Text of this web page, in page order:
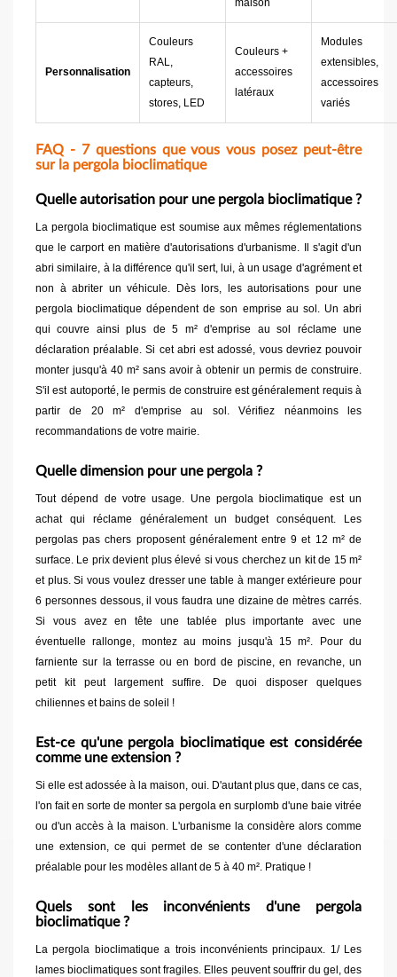
maison
Personnalisation
Couleurs
RAL,
capteurs,
stores, LED
Couleurs +
accessoires
latéraux
Modules
extensibles,
accessoires
variés
FAQ - 7 questions que vous vous posez peut-être
sur la pergola bioclimatique
Quelle autorisation pour une pergola bioclimatique ?
La pergola bioclimatique est soumise aux mêmes réglementations
que le carport en matière d'autorisations d'urbanisme. Il s'agit d'un
abri similaire, à la différence qu'il sert, lui, à un usage d'agrément et
non à abriter un véhicule. Dès lors, les autorisations pour une
pergola bioclimatique dépendent de son emprise au sol. Un abri
qui couvre ainsi plus de 5 m² d'emprise au sol réclame une
déclaration préalable. Si cet abri est adossé, vous devriez pouvoir
monter jusqu'à 40 m² sans avoir à obtenir un permis de construire.
S'il est autoporté, le permis de construire est généralement requis à
partir de 20 m² d'emprise au sol. Vérifiez néanmoins les
recommandations de votre mairie.
Quelle dimension pour une pergola ?
Tout dépend de votre usage. Une pergola bioclimatique est un
achat qui réclame généralement un budget conséquent. Les
pergolas pas chers proposent généralement entre 9 et 12 m² de
surface. Le prix devient plus élevé si vous cherchez un kit de 15 m²
et plus. Si vous voulez dresser une table à manger extérieure pour
6 personnes dessous, il vous faudra une dizaine de mètres carrés.
Si vous avez en tête une tablée plus importante avec une
éventuelle rallonge, montez au moins jusqu'à 15 m². Pour du
farniente sur la terrasse ou en bord de piscine, en revanche, un
petit kit peut largement suffire. De quoi disposer quelques
chiliennes et bains de soleil !
Est-ce qu'une pergola bioclimatique est considérée
comme une extension ?
Si elle est adossée à la maison, oui. D'autant plus que, dans ce cas,
l'on fait en sorte de monter sa pergola en surplomb d'une baie vitrée
ou d'un accès à la maison. L'urbanisme la considère alors comme
une extension, ce qui permet de se contenter d'une déclaration
préalable pour les modèles allant de 5 à 40 m². Pratique !
Quels sont les inconvénients d'une pergola
bioclimatique ?
La pergola bioclimatique a trois inconvénients principaux. 1/ Les
lames bioclimatiques sont fragiles. Elles peuvent souffrir du gel, des